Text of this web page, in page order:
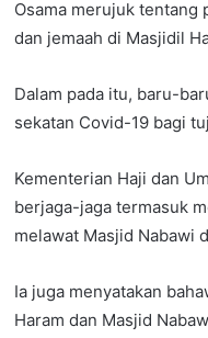
Osama merujuk tentang
dan jemaah di Masjidil
Dalam pada itu, baru-
sekatan Covid-19 bagi
Kementerian Haji dan
berjaga-jaga termasuk
melawat Masjid Nabawi
Ia juga menyatakan
Haram dan Masjid